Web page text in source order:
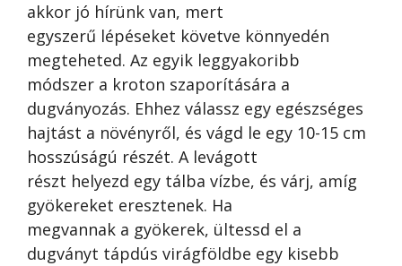
akkor jó hírünk van, mert
egyszerű lépéseket követve könnyedén
megteheted. Az egyik leggyakoribb
módszer a kroton szaporítására a
dugványozás. Ehhez válassz egy egészséges
hajtást a növényről, és vágd le egy 10-15 cm
hosszúságú részét. A levágott
részt helyezd egy tálba vízbe, és várj, amíg
gyökereket eresztenek. Ha
megvannak a gyökerek, ültessd el a
dugványt tápdús virágföldbe egy kisebb